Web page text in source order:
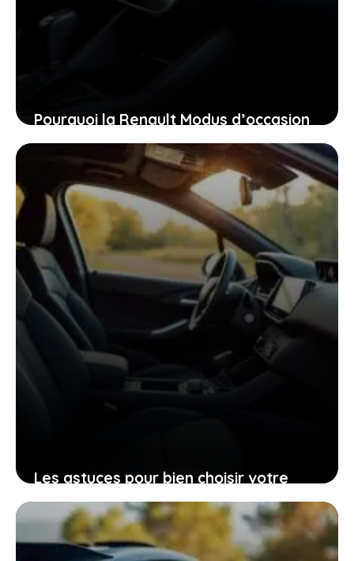
Pourquoi la Renault Modus d’occasion
pourrait bien être la voiture idéale
pour vous aujourd’hui
26 janvier 2026
Les astuces pour bien choisir votre
Peugeot 206 d’occasion grâce à sa
fiche technique
25 janvier 2026